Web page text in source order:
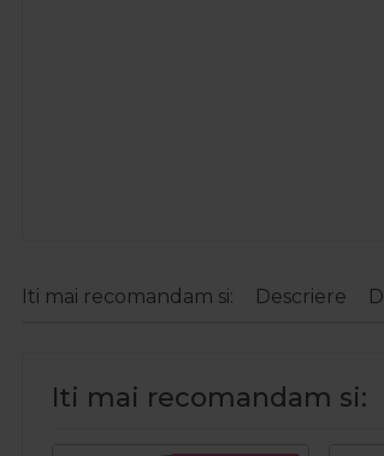
Iti mai recomandam si: Descriere
Iti mai recomandam si: